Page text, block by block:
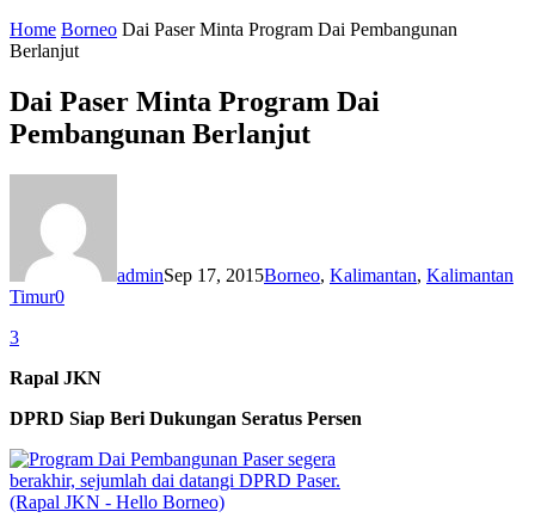
Home Borneo Dai Paser Minta Program Dai Pembangunan
Berlanjut
Dai Paser Minta Program Dai
Pembangunan Berlanjut
adminSep 17, 2015Borneo, Kalimantan, Kalimantan
Timur0
3
Rapal JKN
DPRD Siap Beri Dukungan Seratus Persen